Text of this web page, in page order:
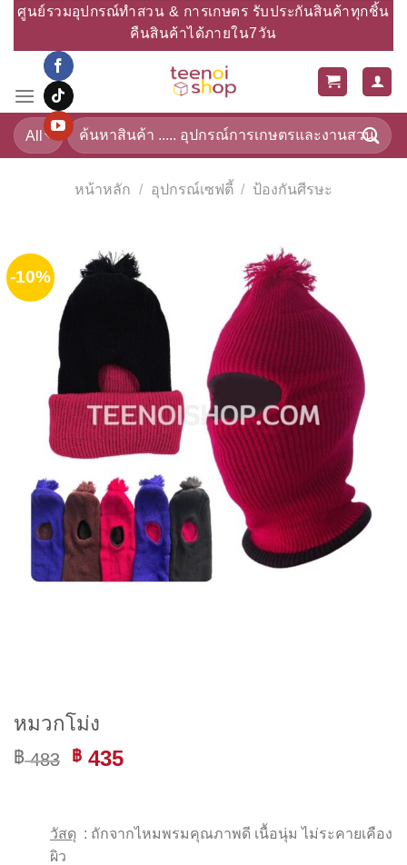
Skip
content
ศูนย์รวมอุปกรณ์ทำสวน & การเกษตร รับประกันสินค้าทุกชิ้น
คืนสินค้าได้ภายใน7วัน
ค้นหา:
หน้าหลัก / อุปกรณ์เซฟตี้ / ป้องกันศีรษะ
-10%
หมวกโม่ง
฿483
Original
฿ 483.
฿ 435Current
฿ 435.
วัสดุ : ถักจากไหมพรมคุณภาพดี เนื้อนุ่ม ไม่ระคายเคือง
ผิว